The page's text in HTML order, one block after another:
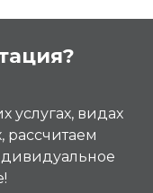
услугах, видах
рассчитаем